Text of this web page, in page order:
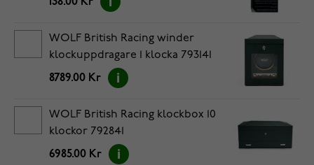
WOLF British Racing winder
klockuppdragare 1 klocka 793141
8789.00 Kr
WOLF British Racing klockbox 10
klockor 792841
6985.00 Kr